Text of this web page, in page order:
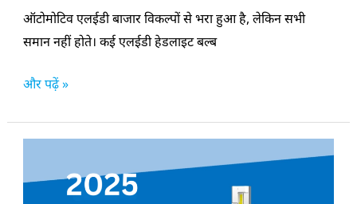
ऑटोमोटिव एलईडी बाजार विकल्पों से भरा हुआ है, लेकिन सभी
समान नहीं होते। कई एलईडी हेडलाइट बल्ब
करना
और पढ़ें »